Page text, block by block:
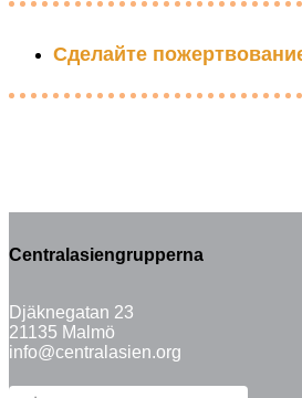
Сделайте
Centralasiengrupperna
Djäknegatan 23
21135 Malmö
info@centralasien.org